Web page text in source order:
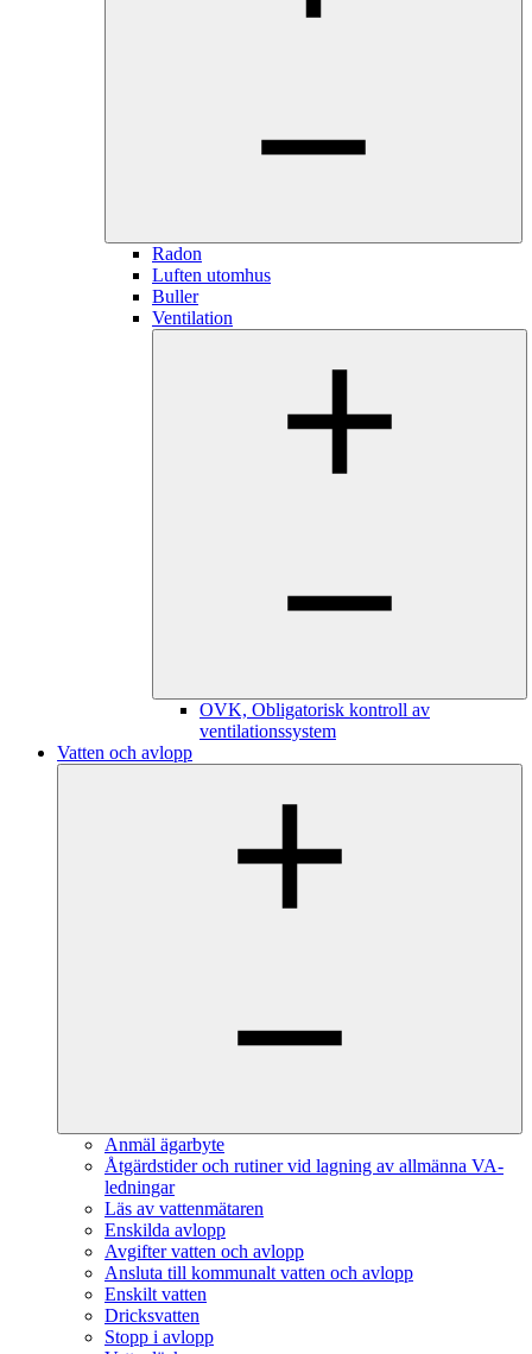
Radon
Luften utomhus
Buller
Ventilation
OVK, Obligatorisk kontroll av
ventilationssystem
Vatten och avlopp
Anmäl ägarbyte
Åtgärdstider och rutiner vid lagning av allmänna VA-
ledningar
Läs av vattenmätaren
Enskilda avlopp
Avgifter vatten och avlopp
Ansluta till kommunalt vatten och avlopp
Enskilt vatten
Dricksvatten
Stopp i avlopp